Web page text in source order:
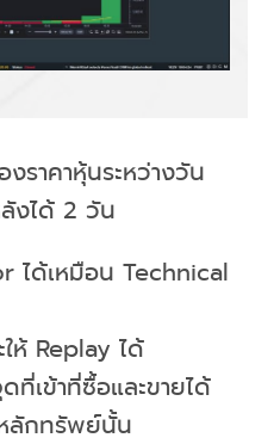
ราคาหุ้นระหว่างวัน
งได้ 2 วัน
ได้เหมือน Technical
ให้ Replay ได้
ที่เข้าที่ซื้อและขายได้
ลักทรัพย์นั้น